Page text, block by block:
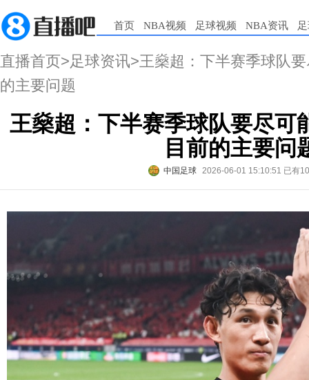
首页 NBA视频 足球视频 NBA资讯
直播首页>足球资讯>王燊超：下半赛季球队
的主要问题
王燊超：下半赛季球队要尽可
目前的主要问
中国足球 2026-06-01 15:10:51 已有